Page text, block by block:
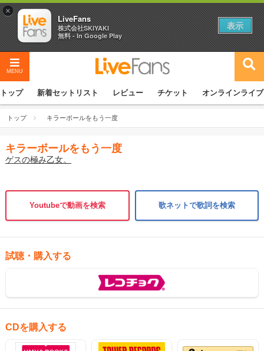
MENU
トップ 新着セットリスト レビュー チケット オンラインライブ
トップ キラーボールをもう一度
キラーボールをもう一度
ゲスの極み乙女。
Youtubeで動画を検索 歌ネットで歌詞を検索
試聴・購入する
CDを購入する
×
LiveFans
株式会社SKIYAKI
無料 - In Google Play
表示